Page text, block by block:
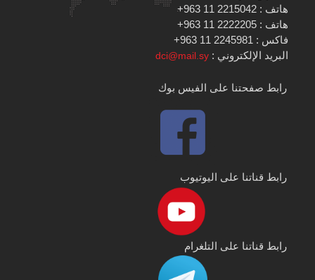
هاتف : 2215042 11 963+
هاتف : 2222205 11 963+
فاكس : 2245981 11 963+
البريد الإلكتروني :dci@mail.sy
رابط صفحتنا على الفيس بوك
رابط قناتنا على اليوتيوب
رابط قناتنا على التلغرام